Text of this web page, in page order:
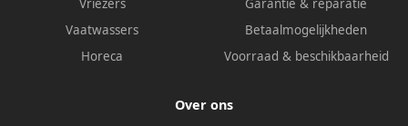
Vriezers
Vaatwassers
Horeca
Garantie & reparatie
Betaalmogelijkheden
Voorraad & beschikbaarheid
Over ons